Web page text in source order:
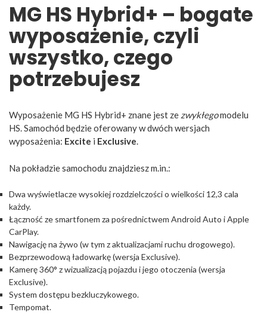
MG HS Hybrid+ – bogate
wyposażenie, czyli
wszystko, czego
potrzebujesz
Wyposażenie MG HS Hybrid+ znane jest ze zwykłegomodelu
HS. Samochód będzie oferowany w dwóch wersjach
wyposażenia: Excite i Exclusive.
Na pokładzie samochodu znajdziesz m.in.:
Dwa wyświetlacze wysokiej rozdzielczości o wielkości 12,3 cala
każdy.
Łączność ze smartfonem za pośrednictwem Android Auto i Apple
CarPlay.
Nawigację na żywo (w tym z aktualizacjami ruchu drogowego).
Bezprzewodową ładowarkę (wersja Exclusive).
Kamerę 360° z wizualizacją pojazdu i jego otoczenia (wersja
Exclusive).
System dostępu bezkluczykowego.
Tempomat.